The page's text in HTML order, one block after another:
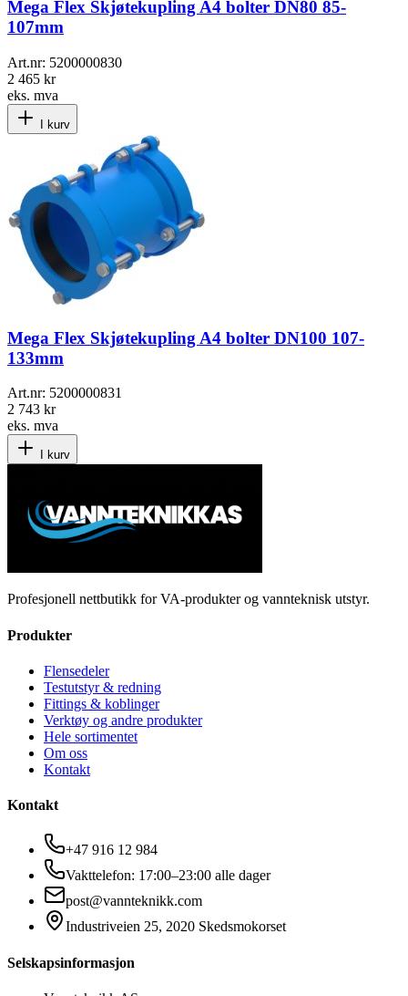
Mega Flex Skjøtekupling A4 bolter DN80 85-
107mm
Art.nr: 5200000830
2 465 kr
eks. mva
I kurv
Mega Flex Skjøtekupling A4 bolter DN100 107-
133mm
Art.nr: 5200000831
2 743 kr
eks. mva
I kurv
Profesjonell nettbutikk for VA-produkter og vannteknisk utstyr.
Produkter
Flensedeler
Testutstyr & redning
Fittings & koblinger
Verktøy og andre produkter
Hele sortimentet
Om oss
Kontakt
Kontakt
+47 916 12 984
Vakttelefon: 17:00–23:00 alle dager
post@vannteknikk.com
Industriveien 25, 2020 Skedsmokorset
Selskapsinformasjon